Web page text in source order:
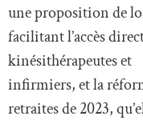
une proposition de
facilitant l’accès
kinésithérapeutes et
infirmiers, et la
retraites de 2023,